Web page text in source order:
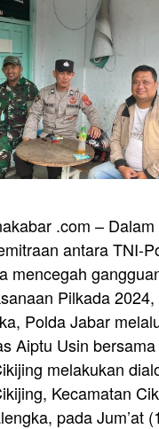
.com –
antara TNI-
mencegah
Pilkada
Polda Jabar
Aiptu Usin
melakukan
Kecamatan
pada Jum’at